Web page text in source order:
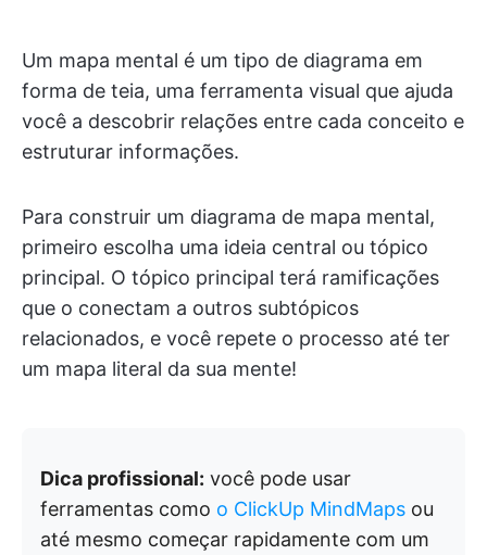
Um mapa mental é um tipo de diagrama em
forma de teia, uma ferramenta visual que ajuda
você a descobrir relações entre cada conceito e
estruturar informações.
Para construir um diagrama de mapa mental,
primeiro escolha uma ideia central ou tópico
principal. O tópico principal terá ramificações
que o conectam a outros subtópicos
relacionados, e você repete o processo até ter
um mapa literal da sua mente!
Dica profissional: você pode usar
ferramentas como o ClickUp MindMaps ou
até mesmo começar rapidamente com um